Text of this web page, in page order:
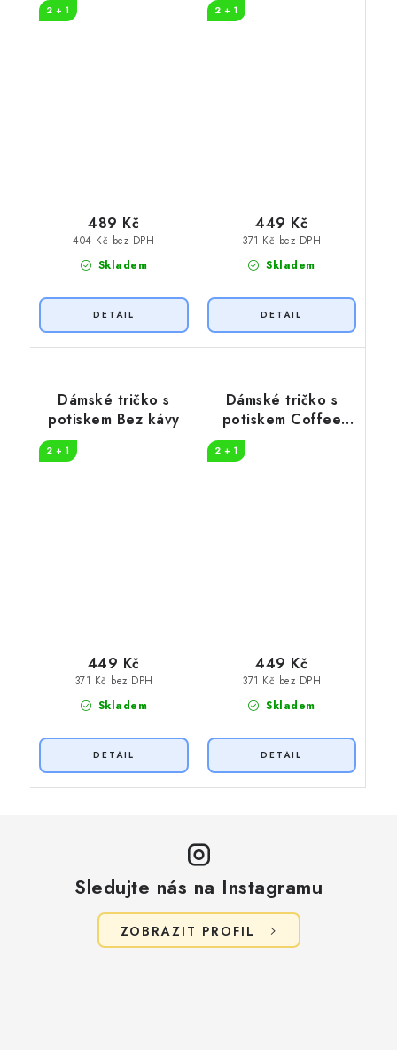
2 + 1
Skladem
404 Kč bez DPH
489 Kč
2 + 1
Skladem
371 Kč bez DPH
449 Kč
Dámské tričko s
potiskem Bez kávy
2 + 1
Skladem
371 Kč bez DPH
449 Kč
Dámské tričko s
potiskem Coffee
2 + 1
Skladem
371 Kč bez DPH
449 Kč
Sledujte nás na Instagramu
ZOBRAZIT PROFIL